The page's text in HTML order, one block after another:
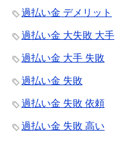
過払い金 デメリット
過払い金 大失敗 大手
過払い金 大手 失敗
過払い金 失敗
過払い金 失敗 依頼
過払い金 失敗 高い